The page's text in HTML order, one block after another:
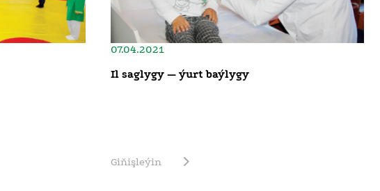
07.04.2021
Il saglygy — ýurt baýlygy
Giňişleýin